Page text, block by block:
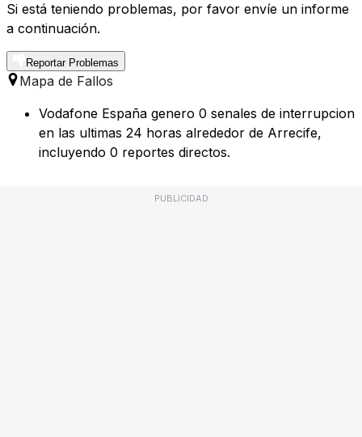
Si está teniendo problemas, por favor envíe un informe
a continuación.
Reportar Problemas
Mapa de Fallos
Vodafone España genero 0 senales de interrupcion
en las ultimas 24 horas alrededor de Arrecife,
incluyendo 0 reportes directos.
PUBLICIDAD